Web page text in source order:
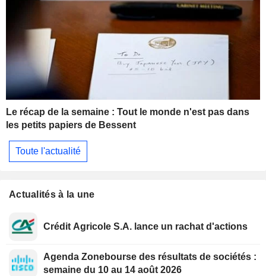
Le récap de la semaine : Tout le monde n'est pas dans
les petits papiers de Bessent
Toute l'actualité
Actualités à la une
Crédit Agricole S.A. lance un rachat d'actions
Agenda Zonebourse des résultats de sociétés :
semaine du 10 au 14 août 2026